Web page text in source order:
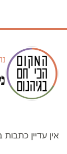
אין עדיין כתבות